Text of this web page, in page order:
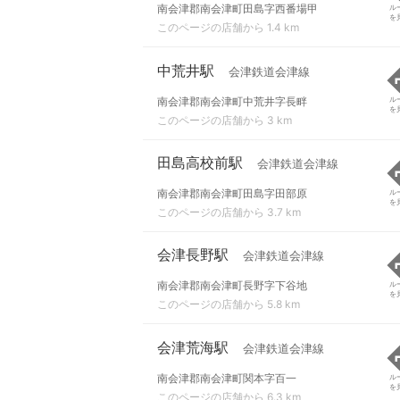
南会津郡南会津町田島字西番場甲
このページの店舗から 1.4 km
ル
を
中荒井駅 会津鉄道会津線
南会津郡南会津町中荒井字長畔
このページの店舗から 3 km
ル
を
田島高校前駅 会津鉄道会津線
南会津郡南会津町田島字田部原
このページの店舗から 3.7 km
ル
を
会津長野駅 会津鉄道会津線
南会津郡南会津町長野字下谷地
このページの店舗から 5.8 km
ル
を
会津荒海駅 会津鉄道会津線
南会津郡南会津町関本字百一
このページの店舗から 6.3 km
ル
を